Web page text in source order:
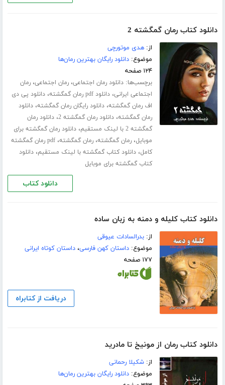
دانلود کتاب رمان گمگشته 2
از:هدی موتورچی
موضوع:دانلود رایگان بهترین رمان‌ها
۱۲۴ صفحه
برچسب‌ها:دانلود رمان اجتماعی،رمان اجتماعی،رمان
اجتماعی ایرانی،دانلود pdf رمان گمگشته ،دانلود پی دی
اف رمان گمگشته،دانلود رایگان رمان گمگشته،دانلود
رمان گمگشته،دانلود رمان گمگشته 2 ،دانلود رمان
گمگشته 2 با لینک مستقیم
،دانلود رمان گمگشته برای
موبایل،رمان گمگشته،رمان گمگشته،
pdf رمان گمگشته
کامل،دانلود کتاب گمگشته با لینک مستقیم،دانلود
کتاب گمگشته برای موبایل
دانلود کتاب
دانلود کتاب کلیله و دمنه به زبان ساده
از:بدرالسادات عیوقی
موضوع:داستان کهن فارسی،داستان کوتاه ایرانی
۱۷۷ صفحه
دریافت از کتابراه
دانلود کتاب رمان از مونیخ تا مادرید
از:شکیلا رحمانی
موضوع:دانلود رایگان بهترین رمان‌ها